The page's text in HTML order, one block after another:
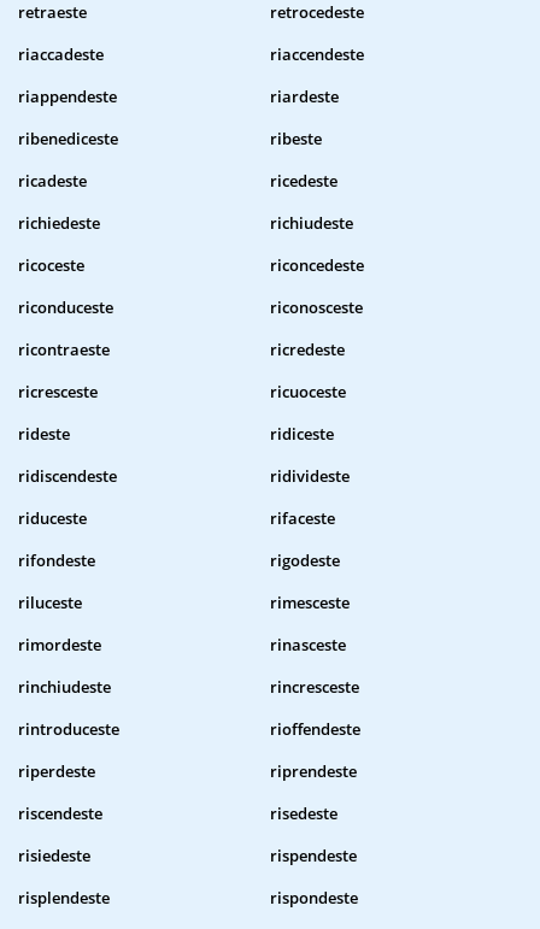
retraeste
retrocedeste
riaccadeste
riaccendeste
riappendeste
riardeste
ribenediceste
ribeste
ricadeste
ricedeste
richiedeste
richiudeste
ricoceste
riconcedeste
riconduceste
riconosceste
ricontraeste
ricredeste
ricresceste
ricuoceste
rideste
ridiceste
ridiscendeste
ridivideste
riduceste
rifaceste
rifondeste
rigodeste
riluceste
rimesceste
rimordeste
rinasceste
rinchiudeste
rincresceste
rintroduceste
rioffendeste
riperdeste
riprendeste
riscendeste
risedeste
risiedeste
rispendeste
risplendeste
rispondeste